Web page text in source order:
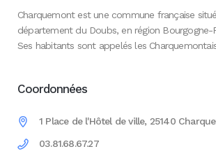
Charquemont est une commune française
département du Doubs, en région Bourgogne-
Ses habitants sont appelés les
Coordonnées
1 Place de l'Hôtel de ville, 25140
03.81.68.67.27